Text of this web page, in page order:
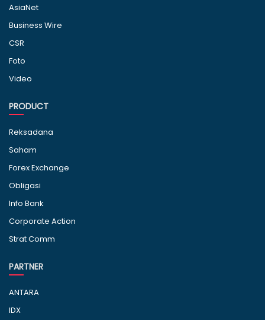
AsiaNet
Business Wire
CSR
Foto
Video
PRODUCT
Reksadana
Saham
Forex Exchange
Obligasi
Info Bank
Corporate Action
Strat Comm
PARTNER
ANTARA
IDX